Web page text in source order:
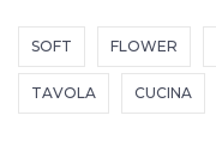
SOFT FLOWER
TAVOLA CUCINA